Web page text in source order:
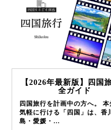
【2026年最新版】四国
全ガイド
四国旅行を計画中の方へ。 本
気軽に行ける「四国」は、香
島・愛媛・…